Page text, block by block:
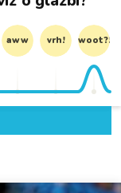
aww vrh! woot?!